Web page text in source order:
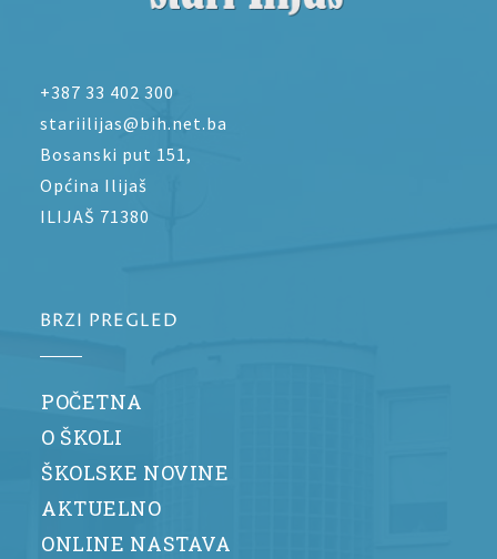
+387 33 402 300
stariilijas@bih.net.ba
Bosanski put 151,
Općina Ilijaš
ILIJAŠ 71380
BRZI PREGLED
POČETNA
O ŠKOLI
ŠKOLSKE NOVINE
AKTUELNO
ONLINE NASTAVA